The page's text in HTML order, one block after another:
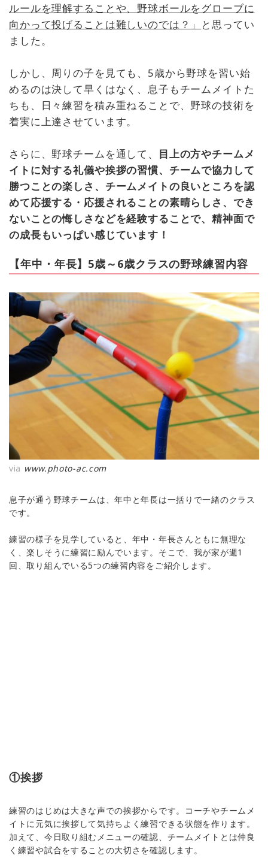
ルールを理解することや、野球ボールをグローブに
向かって投げることは難しいのでは？」
と思ってい
ました。
しかし、周りの子を見ても、5歳から野球を習い始
めるのは決して早くはなく、息子もチームメイトた
ちも、日々練習を積み重ねることで、野球の技術を
着実に上達させています。
さらに、野球チームを通して、 目上の方やチームメ
イトに対する礼儀や挨拶の習慣、チームで協力して
勝つことの楽しさ、チームメイトの良いところを認
めて応援する・応援されることの素晴らしさ、でき
ないことの悔しさなどを経験することで、精神面で
の成長もいっぱい感じています！
【年中・年長】5歳～6歳クラスの野球練習内容
via www.photo-ac.com
息子が通う野球チームは、年中と年長は一括りで一緒のクラス
です。
練習の様子を見学していると、年中・年長さんともに無理な
く、楽しそうに練習に励んでいます。そこで、我が家が週1
回、取り組んでいる5つの練習内容をご紹介します。
①挨拶
練習のはじめは大きな声での挨拶からです。コーチやチームメ
イトに元気に挨拶して気持ちよく練習できる状態を作ります。
加えて、今日取り組むメニューの確認、チームメイトとは仲良
く練習や試合をすることの大切さを確認します。